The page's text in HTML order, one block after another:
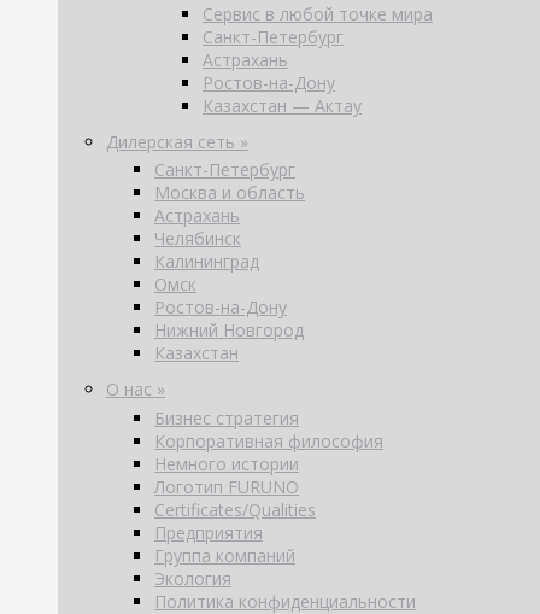
Сервис в любой точке мира
Санкт-Петербург
Астрахань
Ростов-на-Дону
Казахстан — Актау
Дилерская сеть »
Санкт-Петербург
Москва и область
Астрахань
Челябинск
Калининград
Омск
Ростов-на-Дону
Нижний Новгород
Казахстан
О нас »
Бизнес стратегия
Корпоративная философия
Немного истории
Логотип FURUNO
Certificates/Qualities
Предприятия
Группа компаний
Экология
Политика конфиденциальности